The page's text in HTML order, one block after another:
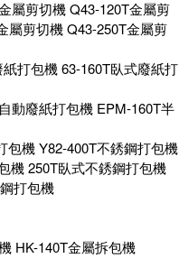
屬剪切機Q43-120T金屬剪
屬剪切機Q43-250T金屬剪
紙打包機63-160T臥式廢紙打
動廢紙打包機 EPM-160T半
包機Y82-400T不銹鋼打包機
機250T臥式不銹鋼打包機
打包機
HK-140T金屬拆包機